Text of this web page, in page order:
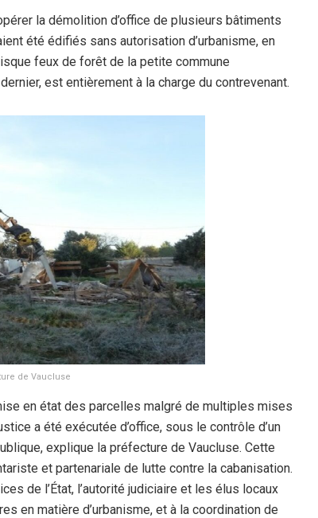
la démolition d’office de plusieurs bâtiments
été édifiés sans autorisation d’urbanisme, en
feux de forêt de la petite commune
est entièrement à la charge du contrevenant.
de Vaucluse
en état des parcelles malgré de multiples mises
a été exécutée d’office, sous le contrôle d’un
explique la préfecture de Vaucluse. Cette
et partenariale de lutte contre la cabanisation.
de l’État, l’autorité judiciaire et les élus locaux
en matière d’urbanisme, et à la coordination de